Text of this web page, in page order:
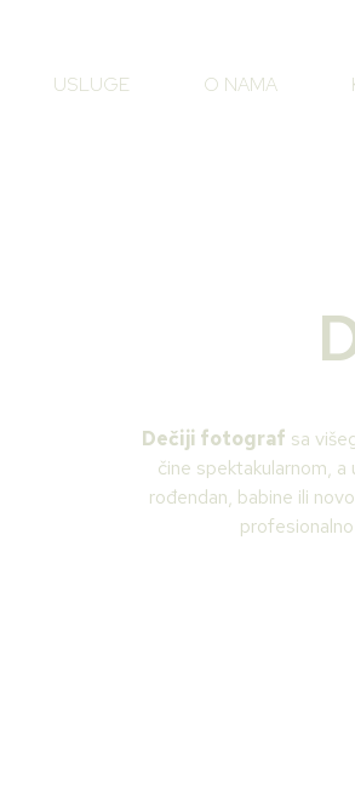
USLUGE O NAMA
Dečiji fotograf sa
čine spektakularnom,
rođendan, babine ili